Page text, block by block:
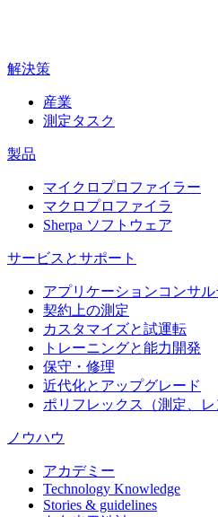
解決策
産業
測定タスク
製品
マイクロプロファイラー
マクロプロファイラ
Sherpa ソフトウェア
サービスとサポート
アプリケーションコンサ
契約上の測定
カスタマイズと試運転
トレーニングと能力開発
保守・修理
近代化とアップグレード
ポリフレックス（測定、レ
ノウハウ
アカデミー
Technology Knowledge
Stories & guidelines